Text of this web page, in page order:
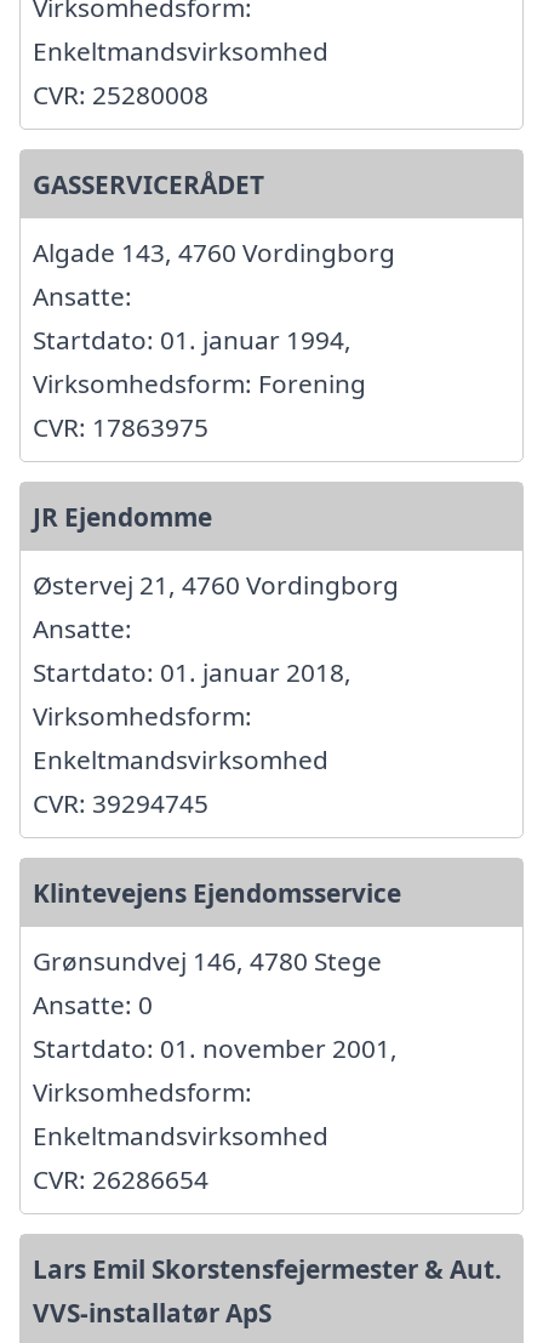
Enkeltmandsvirksomhed
CVR: 25280008
GASSERVICERÅDET
Algade 143, 4760 Vordingborg
Ansatte:
Startdato: 01. januar 1994,
Virksomhedsform: Forening
CVR: 17863975
JR Ejendomme
Østervej 21, 4760 Vordingborg
Ansatte:
Startdato: 01. januar 2018,
Virksomhedsform:
Enkeltmandsvirksomhed
CVR: 39294745
Klintevejens Ejendomsservice
Grønsundvej 146, 4780 Stege
Ansatte: 0
Startdato: 01. november 2001,
Virksomhedsform:
Enkeltmandsvirksomhed
CVR: 26286654
Lars Emil Skorstensfejermester & Aut.
VVS-installatør ApS